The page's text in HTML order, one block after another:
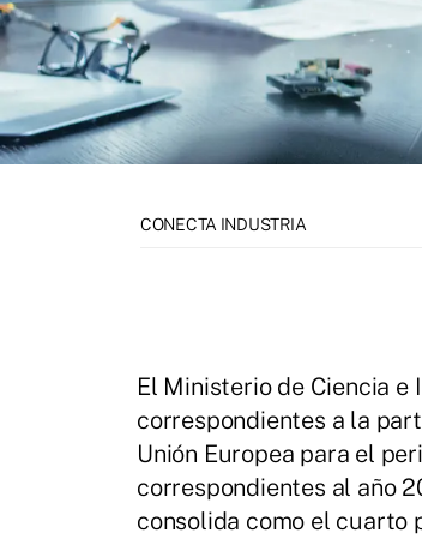
CONECTA INDUSTRIA
El Ministerio de Ciencia
correspondientes a la
Unión Europea para el
correspondientes al año
consolida como el cuarto